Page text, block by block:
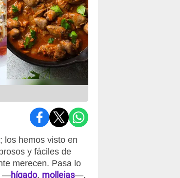
; los hemos visto en
y fáciles de
merecen. Pasa lo
—hígado, mollejas—,